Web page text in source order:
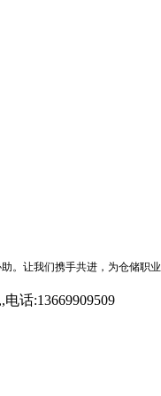
。让我们携手共进，为仓储职业
话:13669909509